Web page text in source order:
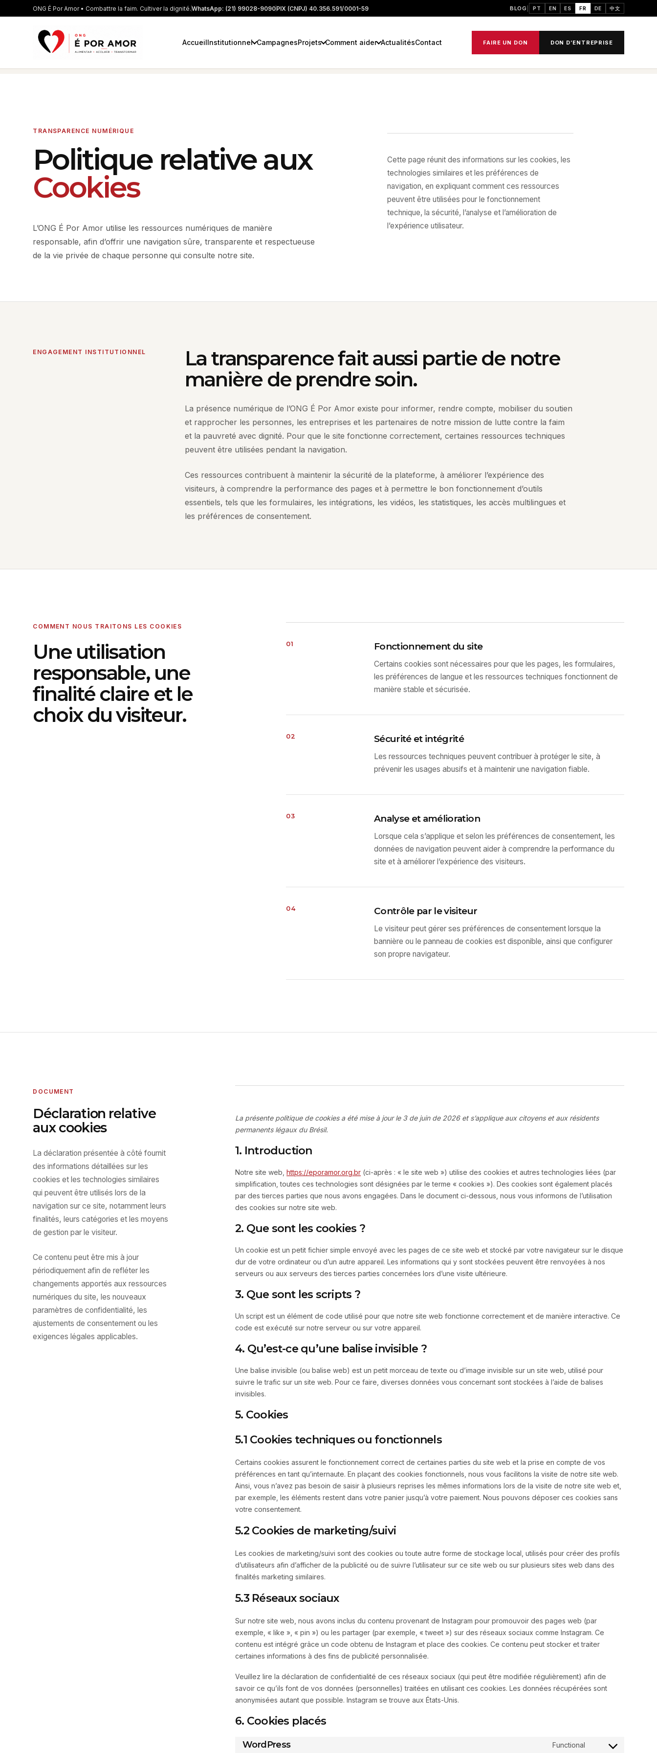
ONG É Por Amor • Combattre la faim. Cultiver la dignité.WhatsApp: (21) 99028-9090PIX (CNPJ) 40.356.591/0001-59 BLOG PT EN ES FR DE 中文
AccueilInstitutionnel CampagnesProjets Comment aider ActualitésContact FAIRE UN DON DON D’ENTREPRISE
TRANSPARENCE NUMÉRIQUE
Politique relative aux
Cookies
L’ONG É Por Amor utilise les ressources numériques de manière
responsable, afin d’offrir une navigation sûre, transparente et respectueuse
de la vie privée de chaque personne qui consulte notre site.
Cette page réunit des informations sur les cookies, les
technologies similaires et les préférences de
navigation, en expliquant comment ces ressources
peuvent être utilisées pour le fonctionnement
technique, la sécurité, l’analyse et l’amélioration de
l’expérience utilisateur.
ENGAGEMENT INSTITUTIONNEL
La transparence fait aussi partie de notre
manière de prendre soin.
La présence numérique de l’ONG É Por Amor existe pour informer, rendre compte, mobiliser du soutien
et rapprocher les personnes, les entreprises et les partenaires de notre mission de lutte contre la faim
et la pauvreté avec dignité. Pour que le site fonctionne correctement, certaines ressources techniques
peuvent être utilisées pendant la navigation.
Ces ressources contribuent à maintenir la sécurité de la plateforme, à améliorer l’expérience des
visiteurs, à comprendre la performance des pages et à permettre le bon fonctionnement d’outils
essentiels, tels que les formulaires, les intégrations, les vidéos, les statistiques, les accès multilingues et
les préférences de consentement.
COMMENT NOUS TRAITONS LES COOKIES
Une utilisation
responsable, une
finalité claire et le
choix du visiteur.
01 Fonctionnement du site
Certains cookies sont nécessaires pour que les pages, les formulaires,
les préférences de langue et les ressources techniques fonctionnent de
manière stable et sécurisée.
02 Sécurité et intégrité
Les ressources techniques peuvent contribuer à protéger le site, à
prévenir les usages abusifs et à maintenir une navigation fiable.
03 Analyse et amélioration
Lorsque cela s’applique et selon les préférences de consentement, les
données de navigation peuvent aider à comprendre la performance du
site et à améliorer l’expérience des visiteurs.
04 Contrôle par le visiteur
Le visiteur peut gérer ses préférences de consentement lorsque la
bannière ou le panneau de cookies est disponible, ainsi que configurer
son propre navigateur.
DOCUMENT
Déclaration relative
aux cookies
La déclaration présentée à côté fournit
des informations détaillées sur les
cookies et les technologies similaires
qui peuvent être utilisés lors de la
navigation sur ce site, notamment leurs
finalités, leurs catégories et les moyens
de gestion par le visiteur.
Ce contenu peut être mis à jour
périodiquement afin de refléter les
changements apportés aux ressources
numériques du site, les nouveaux
paramètres de confidentialité, les
ajustements de consentement ou les
exigences légales applicables.
La présente politique de cookies a été mise à jour le 3 de juin de 2026 et s’applique aux citoyens et aux résidents
permanents légaux du Brésil.
1. Introduction
Notre site web,https://eporamor.org.br (ci-après : « le site web ») utilise des cookies et autres technologies liées (par
simplification, toutes ces technologies sont désignées par le terme « cookies »). Des cookies sont également placés
par des tierces parties que nous avons engagées. Dans le document ci-dessous, nous vous informons de l’utilisation
des cookies sur notre site web.
2. Que sont les cookies ?
Un cookie est un petit fichier simple envoyé avec les pages de ce site web et stocké par votre navigateur sur le disque
dur de votre ordinateur ou d’un autre appareil. Les informations qui y sont stockées peuvent être renvoyées à nos
serveurs ou aux serveurs des tierces parties concernées lors d’une visite ultérieure.
3. Que sont les scripts ?
Un script est un élément de code utilisé pour que notre site web fonctionne correctement et de manière interactive. Ce
code est exécuté sur notre serveur ou sur votre appareil.
4. Qu’est-ce qu’une balise invisible ?
Une balise invisible (ou balise web) est un petit morceau de texte ou d’image invisible sur un site web, utilisé pour
suivre le trafic sur un site web. Pour ce faire, diverses données vous concernant sont stockées à l’aide de balises
invisibles.
5. Cookies
5.1 Cookies techniques ou fonctionnels
Certains cookies assurent le fonctionnement correct de certaines parties du site web et la prise en compte de vos
préférences en tant qu’internaute. En plaçant des cookies fonctionnels, nous vous facilitons la visite de notre site web.
Ainsi, vous n’avez pas besoin de saisir à plusieurs reprises les mêmes informations lors de la visite de notre site web et,
par exemple, les éléments restent dans votre panier jusqu’à votre paiement. Nous pouvons déposer ces cookies sans
votre consentement.
5.2 Cookies de marketing/suivi
Les cookies de marketing/suivi sont des cookies ou toute autre forme de stockage local, utilisés pour créer des profils
d’utilisateurs afin d’afficher de la publicité ou de suivre l’utilisateur sur ce site web ou sur plusieurs sites web dans des
finalités marketing similaires.
5.3 Réseaux sociaux
Sur notre site web, nous avons inclus du contenu provenant de Instagram pour promouvoir des pages web (par
exemple, « like », « pin ») ou les partager (par exemple, « tweet ») sur des réseaux sociaux comme Instagram. Ce
contenu est intégré grâce un code obtenu de Instagram et place des cookies. Ce contenu peut stocker et traiter
certaines informations à des fins de publicité personnalisée.
Veuillez lire la déclaration de confidentialité de ces réseaux sociaux (qui peut être modifiée régulièrement) afin de
savoir ce qu’ils font de vos données (personnelles) traitées en utilisant ces cookies. Les données récupérées sont
anonymisées autant que possible. Instagram se trouve aux États-Unis.
6. Cookies placés
WordPress Functional